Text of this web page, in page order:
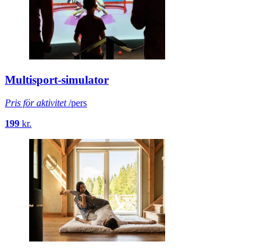
Multisport-simulator
Pris för aktivitet/pers
199 kr.